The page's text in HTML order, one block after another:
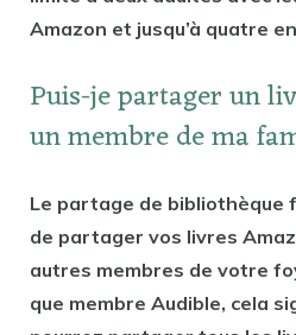
Amazon et jusqu’à quatre
Puis-je partager un
un membre de ma
Le partage de bibliothèque
de partager vos livres
autres membres de votre
que membre Audible, cela